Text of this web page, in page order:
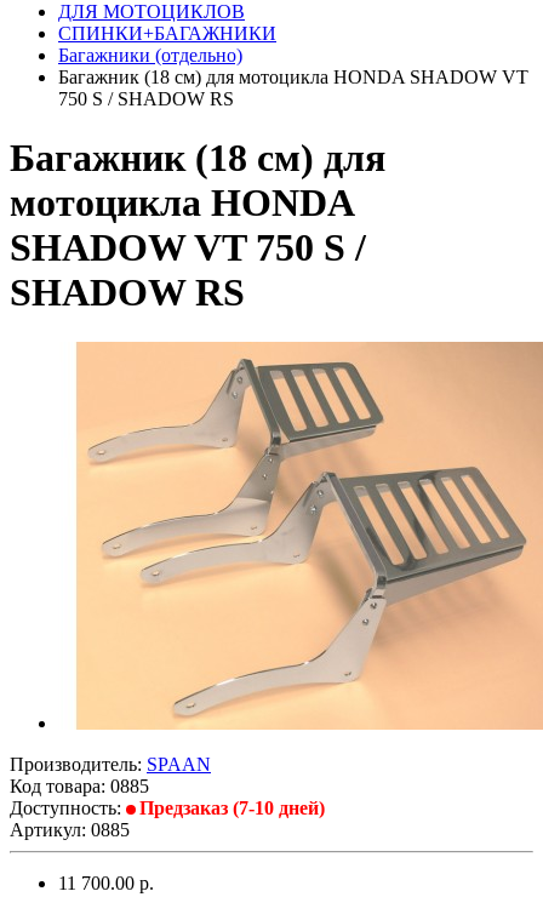
ДЛЯ МОТОЦИКЛОВ
СПИНКИ+БАГАЖНИКИ
Багажники (отдельно)
Багажник (18 см) для мотоцикла HONDA SHADOW VT
750 S / SHADOW RS
Багажник (18 см) для
мотоцикла HONDA
SHADOW VT 750 S /
SHADOW RS
Производитель: SPAAN
Код товара: 0885
Доступность:
Предзаказ (7-10 дней)
Артикул: 0885
11 700.00 р.